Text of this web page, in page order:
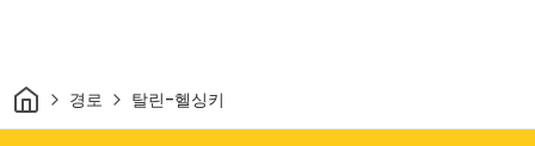
집 경로 탈린-헬싱키